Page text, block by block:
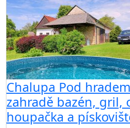
Chalupa Pod
zahradě bazén, gril,
houpačka a